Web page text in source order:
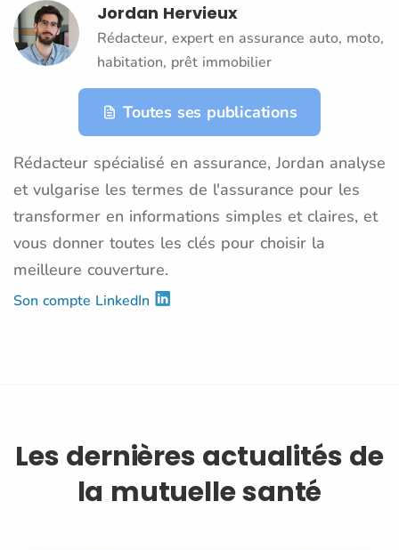
Jordan Hervieux
Rédacteur, expert en assurance auto, moto,
habitation, prêt immobilier
Toutes ses publications
Rédacteur spécialisé en assurance, Jordan analyse
et vulgarise les termes de l'assurance pour les
transformer en informations simples et claires, et
vous donner toutes les clés pour choisir la
meilleure couverture.
Son compte LinkedIn
Les dernières actualités de
la mutuelle santé